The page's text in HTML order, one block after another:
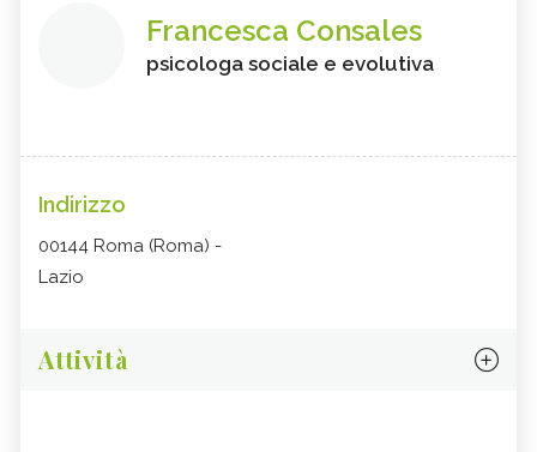
Francesca Consales
psicologa sociale e evolutiva
Indirizzo
00144 Roma (Roma) -
Lazio
Attività